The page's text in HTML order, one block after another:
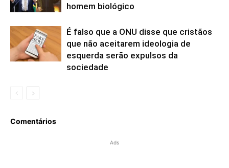
homem biológico
É falso que a ONU disse que cristãos
que não aceitarem ideologia de
esquerda serão expulsos da
sociedade
Comentários
Ads